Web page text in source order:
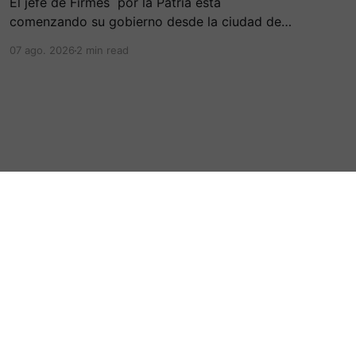
comenzando su gobierno desde la ciudad de
de varios símbolos de gobiernos
07 ago. 20262 min read